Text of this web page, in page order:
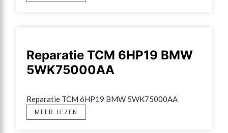
Reparatie TCM 6HP19 BMW
5WK75000AA
Reparatie TCM 6HP19 BMW 5WK75000AA
MEER LEZEN